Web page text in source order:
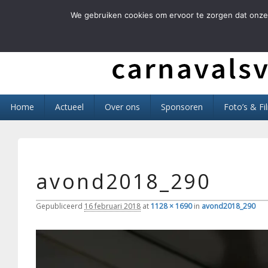
Carnavals Verain
anno 1959 va R.K.T.S.V.
menu
Home Actueel Over ons Sponsoren Foto’s &
avond2018_290
Gepubliceerd 16 februari 2018 at1128 × 1690in avond2018_290
We gebruiken cookies om ervoor te zorgen dat